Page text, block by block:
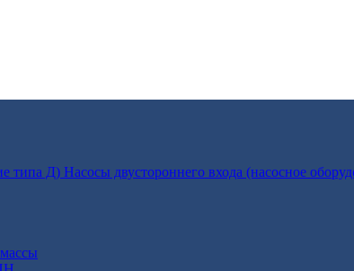
Насосы двустороннего входа (насосное